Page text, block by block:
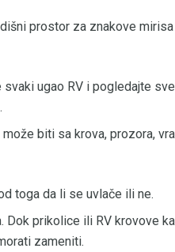
prostor za znakove mirisa
ugao RV i pogledajte
biti sa krova, prozora,
toga da li se uvlače ili ne.
Dok prikolice ili RV krovove
zameniti.